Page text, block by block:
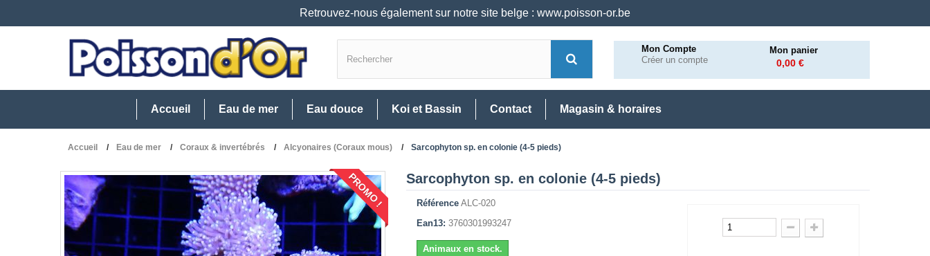
Retrouvez-nous également sur notre site belge : www.poisson-or.be
Mon Compte
Créer un compte
Mon panier
0,00 €
Accueil Eau de mer Eau douce Koi et Bassin Contact Magasin & horaires
Accueil Eau de mer Coraux & invertébrés Alcyonaires (Coraux mous) Sarcophyton sp. en colonie (4-5 pieds)
PROMO ! Sarcophyton sp. en colonie (4-5 pieds)
Référence ALC-020
Ean13: 3760301993247
Animaux en stock.